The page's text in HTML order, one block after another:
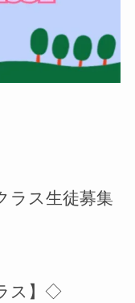
ラス生徒募集
ス】◇